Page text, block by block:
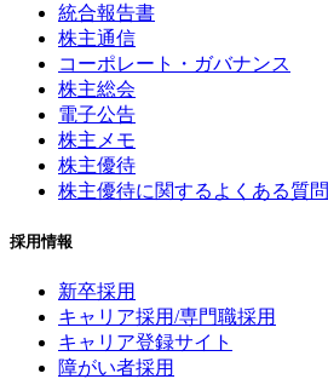
統合報告書
株主通信
コーポレート・ガバナンス
株主総会
電子公告
株主メモ
株主優待
株主優待に関するよくある質問
採用情報
新卒採用
キャリア採用/専門職採用
キャリア登録サイト
障がい者採用